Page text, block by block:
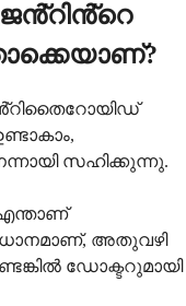
സഹിക്കുന്നു.
അതുവഴി
ഡോക്ടറുമായി